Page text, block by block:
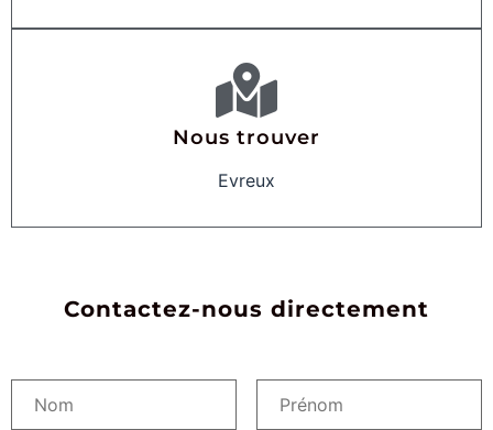
Nous trouver
Evreux
Contactez-nous directement